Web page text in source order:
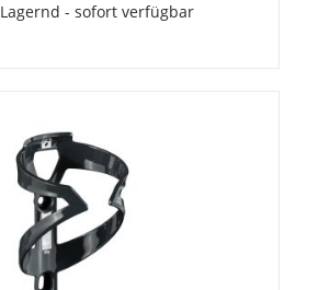
Lagernd - sofort verfügbar